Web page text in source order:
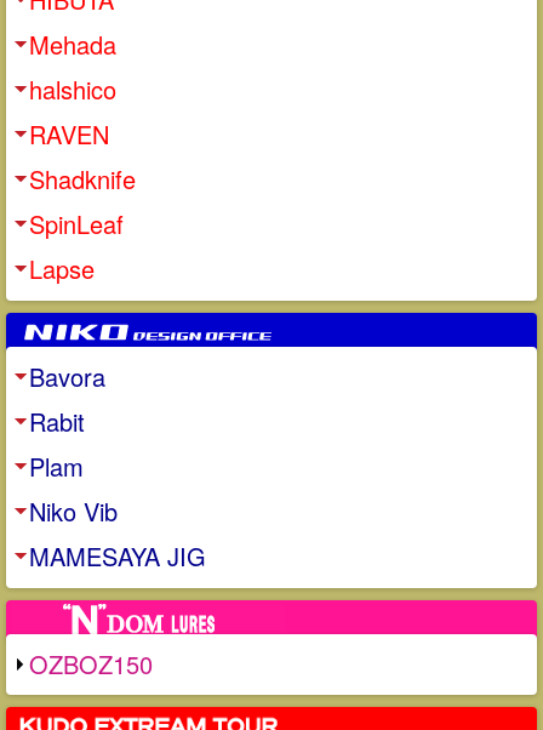
Mehada
halshico
RAVEN
Shadknife
SpinLeaf
Lapse
Bavora
Rabit
Plam
Niko Vib
MAMESAYA JIG
OZBOZ150